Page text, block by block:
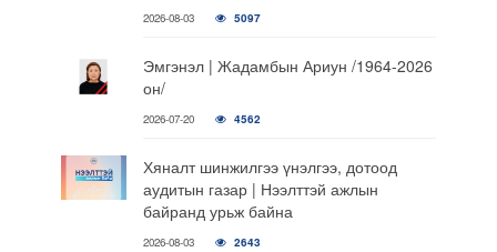
2026-08-03 5097
Эмгэнэл | Жадамбын Ариун /1964-2026
он/
2026-07-20 4562
Хяналт шинжилгээ үнэлгээ, дотоод
аудитын газар | Нээлттэй ажлын
байранд урьж байна
2026-08-03 2643